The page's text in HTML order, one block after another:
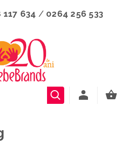
117 634 / 0264 256 533